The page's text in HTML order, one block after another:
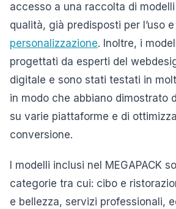
accesso a una raccolta di
qualità, già predisposti per l’uso
personalizzazione. Inoltre, i
progettati da esperti del
digitale e sono stati testati in
in modo che abbiano dimostrato
su varie piattaforme e di
conversione.
I modelli inclusi nel MEGAPACK
categorie tra cui: cibo e
e bellezza, servizi professionali,